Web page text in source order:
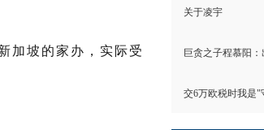
加坡的家办，实际受
关于凌宇